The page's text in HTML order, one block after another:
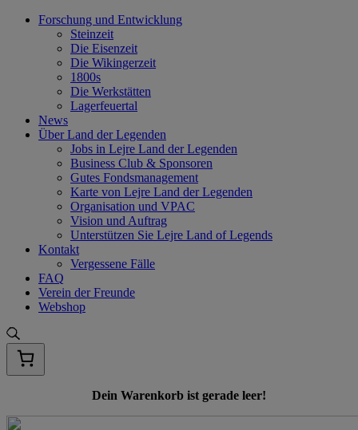
Skip
Forschung und Entwicklung
Steinzeit
Die Eisenzeit
Die Wikingerzeit
1800s
Die Werkstätten
Lagerfeuertal
News
Über Land der Legenden
Jobs in Lejre Land der Legenden
Business Club & Sponsoren
Gutes Fondsmanagement
Karte von Lejre Land der Legenden
Organisation und VPAC
Vision und Auftrag
Unterstützen Sie Lejre Land of Legends
Kontakt
Vergessene Fälle
FAQ
Verein der Freunde
Webshop
Dein Warenkorb ist gerade leer!